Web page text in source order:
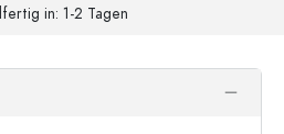
in: 1-2 Tagen